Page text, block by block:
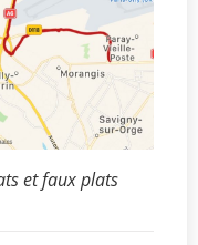
et faux plats